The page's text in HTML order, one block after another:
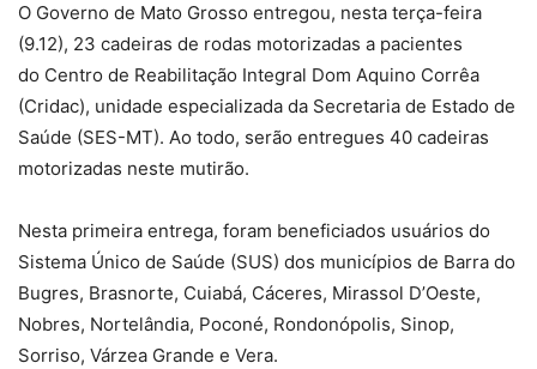
O Governo de Mato Grosso entregou, nesta terça-feira
(9.12), 23 cadeiras de rodas motorizadas a pacientes
do Centro de Reabilitação Integral Dom Aquino Corrêa
(Cridac), unidade especializada da Secretaria de Estado de
Saúde (SES-MT). Ao todo, serão entregues 40 cadeiras
motorizadas neste mutirão.
Nesta primeira entrega, foram beneficiados usuários do
Sistema Único de Saúde (SUS) dos municípios de Barra do
Bugres, Brasnorte, Cuiabá, Cáceres, Mirassol D’Oeste,
Nobres, Nortelândia, Poconé, Rondonópolis, Sinop,
Sorriso, Várzea Grande e Vera.